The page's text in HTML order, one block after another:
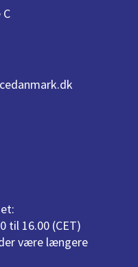
til 16.00 (CET)
være længere